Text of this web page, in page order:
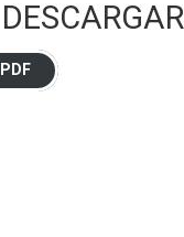
DESCARGAR
PDF